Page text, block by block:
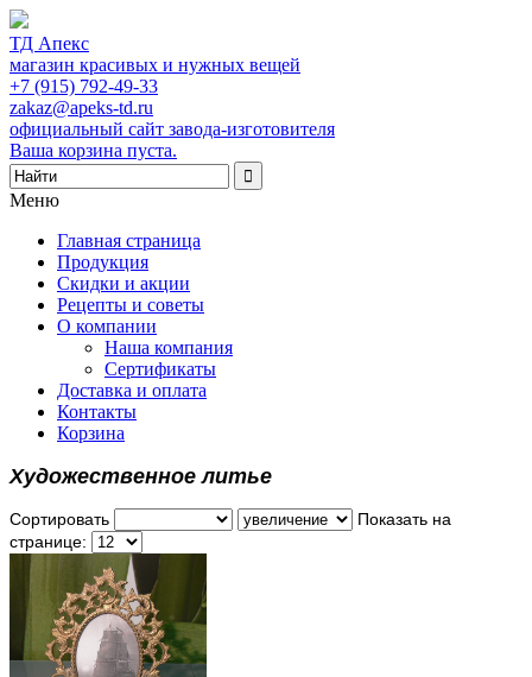
ТД Апекс
магазин красивых и нужных вещей
+7 (915) 792-49-33
zakaz@apeks-td.ru
официальный сайт завода-изготовителя
Ваша корзина пуста.
Меню
Главная страница
Продукция
Скидки и акции
Рецепты и советы
О компании
Наша компания
Сертификаты
Доставка и оплата
Контакты
Корзина
Художественное литье
Сортировать
Показать на
странице: